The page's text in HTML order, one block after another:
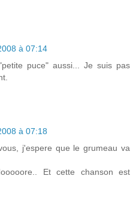
à 07:14
puce" aussi... Je suis pas
à 07:18
j'espere que le grumeau va
Et cette chanson est